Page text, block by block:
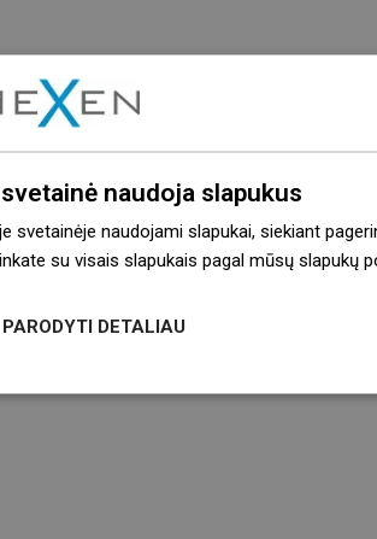
naudoja slapukus
svetainėje naudojami slapukai, siekiant
su visais slapukais pagal mūsų slapukų
PARODYTI DETALIAU